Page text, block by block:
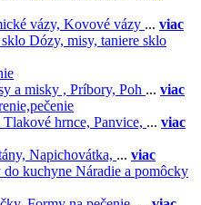
vázy, Kovové vázy ... viac
Dózy, misy, taniere sklo
a misky , Príbory, Poh ... viac
Tlakové hrnce, Panvice, ... viac
Napichovátka, ... viac
Náradie a pomôcky